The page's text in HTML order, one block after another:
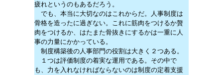
疲れというのもあるだろう。
でも、本当に大切なのはこれからだ。人事制度は
骨格を造ったに過ぎない。これに筋肉をつけるか贅
肉をつけるか、はたまた骨抜きにするかは一重に人
事の力量にかかっている。
制度構築後の人事部門の役割は大きく２つある。
１つは評価制度の着実な運用である。その中で
も、力を入れなければならないのは制度の定着支援